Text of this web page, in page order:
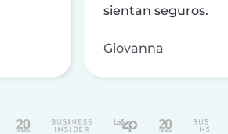
sientan seguros.
Giovanna